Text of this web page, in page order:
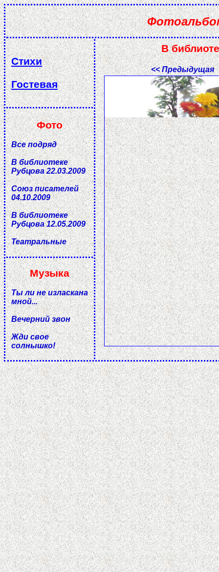
Стихи
Гостевая
В
<< Предыдущая
Фото
Все подряд
В библиотеке
Рубцова 22.03.2009
Союз писателей
04.10.2009
В библиотеке
Рубцова 12.05.2009
Театральные
Музыка
Ты ли не изласкана
мной...
Вечерний звон
Жди свое
солнышко!